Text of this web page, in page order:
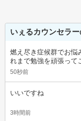
いぇるカウンセラー
燃え尽き症候群でお悩
れまで勉強を頑張って
50秒前
いいですね
3時間前